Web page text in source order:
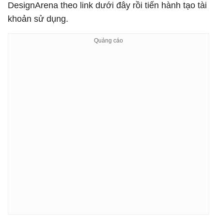
DesignArena theo link dưới đây rồi tiến hành tạo tài
khoản sử dụng.